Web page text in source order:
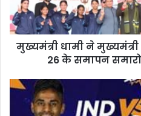
2025-
26
के
समापन
किया
प्रतिभाग
मुख्यमंत्री धामी ने
26 के समापन
IND